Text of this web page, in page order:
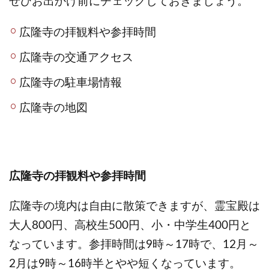
広隆寺の拝観料や参拝時間
広隆寺の交通アクセス
広隆寺の駐車場情報
広隆寺の地図
広隆寺の拝観料や参拝時間
広隆寺の境内は自由に散策できますが、霊宝殿は
大人800円、高校生500円、小・中学生400円と
なっています。参拝時間は9時～17時で、12月～
2月は9時～16時半とやや短くなっています。